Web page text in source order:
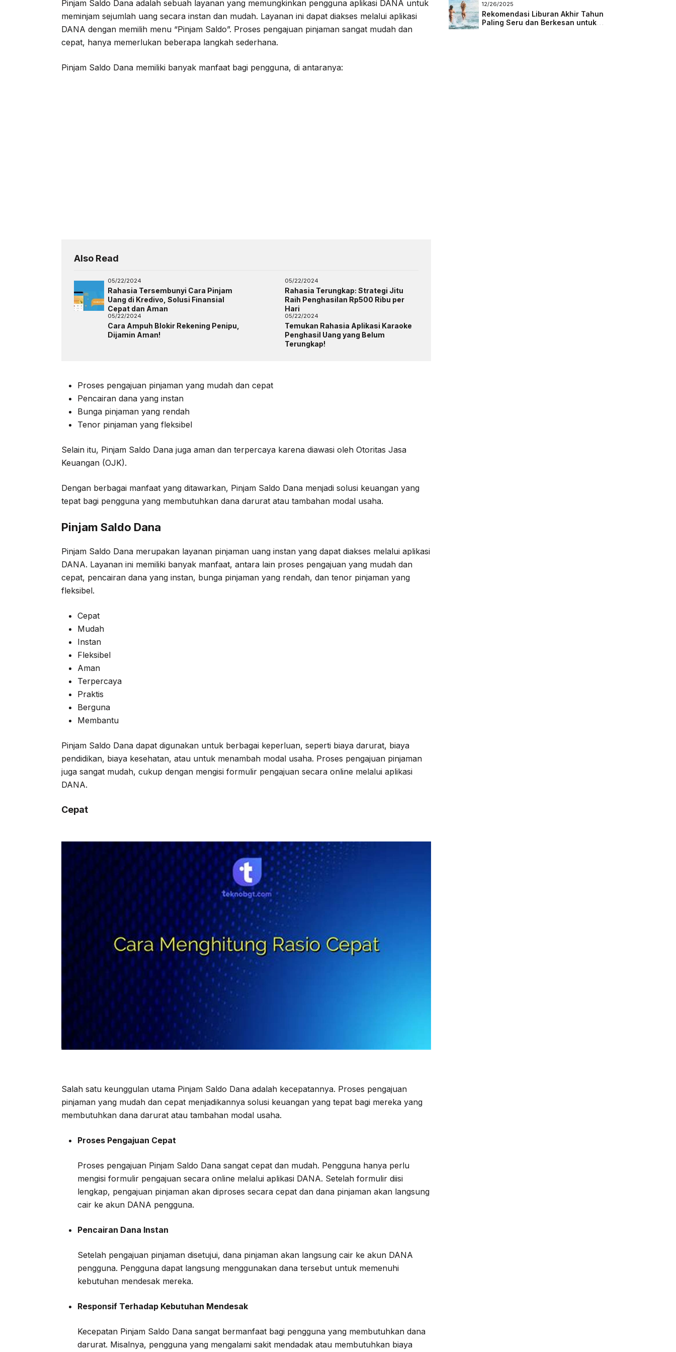
Pinjam Saldo Dana adalah sebuah layanan yang memungkinkan pengguna aplikasi DANA untuk
meminjam sejumlah uang secara instan dan mudah. Layanan ini dapat diakses melalui aplikasi
DANA dengan memilih menu “Pinjam Saldo”. Proses pengajuan pinjaman sangat mudah dan
cepat, hanya memerlukan beberapa langkah sederhana.
Pinjam Saldo Dana memiliki banyak manfaat bagi pengguna, di antaranya:
Also Read
05/22/2024
Rahasia Tersembunyi Cara Pinjam
Uang di Kredivo, Solusi Finansial
Cepat dan Aman
05/22/2024
Rahasia Terungkap: Strategi Jitu
Raih Penghasilan Rp500 Ribu per
Hari
05/22/2024
Cara Ampuh Blokir Rekening Penipu,
Dijamin Aman!
05/22/2024
Temukan Rahasia Aplikasi Karaoke
Penghasil Uang yang Belum
Terungkap!
Proses pengajuan pinjaman yang mudah dan cepat
Pencairan dana yang instan
Bunga pinjaman yang rendah
Tenor pinjaman yang fleksibel
Selain itu, Pinjam Saldo Dana juga aman dan terpercaya karena diawasi oleh Otoritas Jasa
Keuangan (OJK).
Dengan berbagai manfaat yang ditawarkan, Pinjam Saldo Dana menjadi solusi keuangan yang
tepat bagi pengguna yang membutuhkan dana darurat atau tambahan modal usaha.
Pinjam Saldo Dana
Pinjam Saldo Dana merupakan layanan pinjaman uang instan yang dapat diakses melalui aplikasi
DANA. Layanan ini memiliki banyak manfaat, antara lain proses pengajuan yang mudah dan
cepat, pencairan dana yang instan, bunga pinjaman yang rendah, dan tenor pinjaman yang
fleksibel.
Cepat
Mudah
Instan
Fleksibel
Aman
Terpercaya
Praktis
Berguna
Membantu
Pinjam Saldo Dana dapat digunakan untuk berbagai keperluan, seperti biaya darurat, biaya
pendidikan, biaya kesehatan, atau untuk menambah modal usaha. Proses pengajuan pinjaman
juga sangat mudah, cukup dengan mengisi formulir pengajuan secara online melalui aplikasi
DANA.
Cepat
Salah satu keunggulan utama Pinjam Saldo Dana adalah kecepatannya. Proses pengajuan
pinjaman yang mudah dan cepat menjadikannya solusi keuangan yang tepat bagi mereka yang
membutuhkan dana darurat atau tambahan modal usaha.
Proses Pengajuan Cepat
Proses pengajuan Pinjam Saldo Dana sangat cepat dan mudah. Pengguna hanya perlu
mengisi formulir pengajuan secara online melalui aplikasi DANA. Setelah formulir diisi
lengkap, pengajuan pinjaman akan diproses secara cepat dan dana pinjaman akan langsung
cair ke akun DANA pengguna.
Pencairan Dana Instan
Setelah pengajuan pinjaman disetujui, dana pinjaman akan langsung cair ke akun DANA
pengguna. Pengguna dapat langsung menggunakan dana tersebut untuk memenuhi
kebutuhan mendesak mereka.
Responsif Terhadap Kebutuhan Mendesak
Kecepatan Pinjam Saldo Dana sangat bermanfaat bagi pengguna yang membutuhkan dana
darurat. Misalnya, pengguna yang mengalami sakit mendadak atau membutuhkan biaya
12/26/2025
Rekomendasi Liburan Akhir Tahun
Paling Seru dan Berkesan untuk